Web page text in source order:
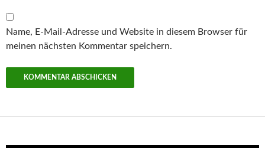
Name, E-Mail-Adresse und Website in diesem Browser für
meinen nächsten Kommentar speichern.